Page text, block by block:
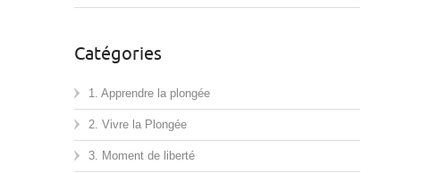
Catégories
1. Apprendre la plongée
2. Vivre la Plongée
3. Moment de liberté